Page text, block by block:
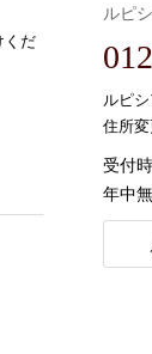
くだ
ルピ
ルピ
住所
受付
年中